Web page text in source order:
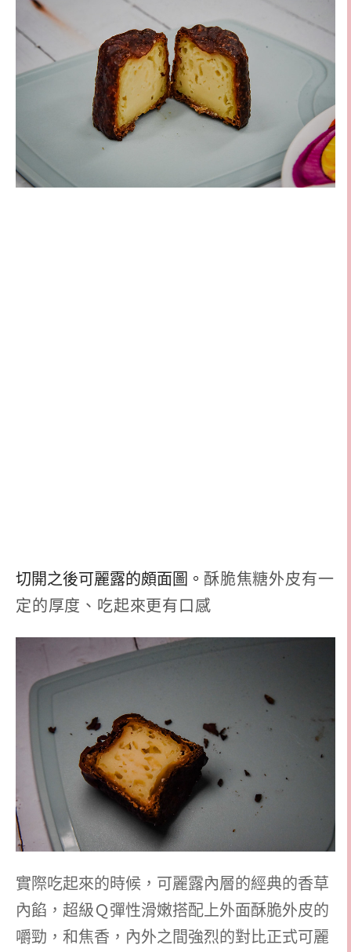
切開之後可麗露的頗面圖。 酥脆焦糖外皮有一
定的厚度、吃起來更有口感
實際吃起來的時候，可麗露內層的經典的香草
內餡，超級Ｑ彈性滑嫩搭配上外面酥脆外皮的
嚼勁，和焦香，內外之間強烈的對比正式可麗